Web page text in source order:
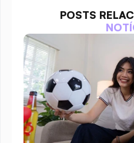
POSTS